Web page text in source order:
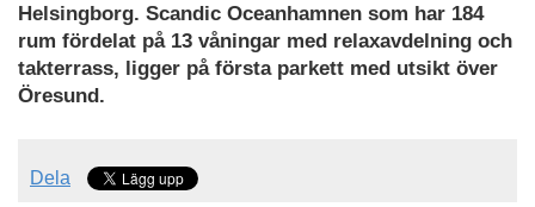
Helsingborg. Scandic Oceanhamnen som har 184
rum fördelat på 13 våningar med relaxavdelning och
takterrass, ligger på första parkett med utsikt över
Öresund.
Dela